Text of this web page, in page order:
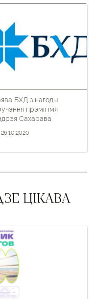
БХД з нагоды
прэміі імя
Сахарава
26.10.2020
ЦІКАВА